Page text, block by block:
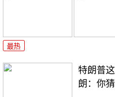
最热
特朗普
朗：你